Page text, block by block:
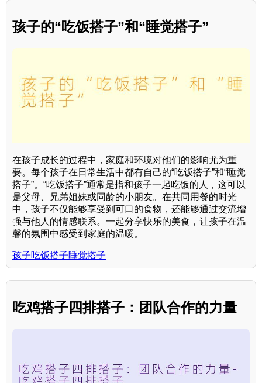
孩子的“吃饭搭子”和“睡觉搭子”
在孩子成长的过程中，家庭和环境对他们的影响尤为重
要。每个孩子在日常生活中都有自己的“吃饭搭子”和“睡觉
搭子”。“吃饭搭子”通常是指和孩子一起吃饭的人，这可以
是父母、兄弟姐妹或同龄的小朋友。在共同用餐的时光
中，孩子不仅能够享受到可口的食物，还能够通过交流增
强与他人的情感联系。一起分享快乐的美食，让孩子在温
馨的氛围中感受到家庭的温暖。
孩子吃饭搭子睡觉搭子
吃鸡搭子四排搭子：团队合作的力量